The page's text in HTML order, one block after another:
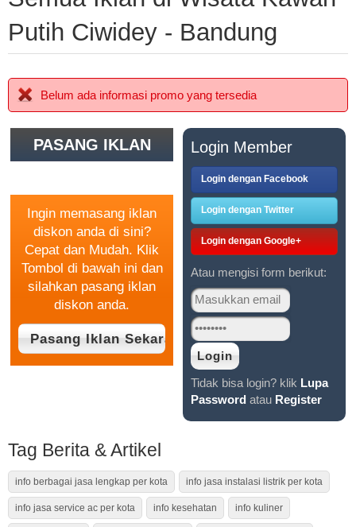
Putih Ciwidey - Bandung
Belum ada informasi promo yang tersedia
PASANG IKLAN
Ingin memasang iklan
diskon anda di sini?
Cepat dan Mudah. Klik
Tombol di bawah ini dan
silahkan pasang iklan
diskon anda.
Login Member
Login dengan Facebook
Login dengan Twitter
Login dengan Google+
Atau mengisi form berikut:
Tidak bisa login? klik Lupa
Passwordatau Register
Tag Berita & Artikel
info berbagai jasa lengkap per kota info jasa instalasi listrik per kota
info jasa service ac per kota info kesehatan info kuliner